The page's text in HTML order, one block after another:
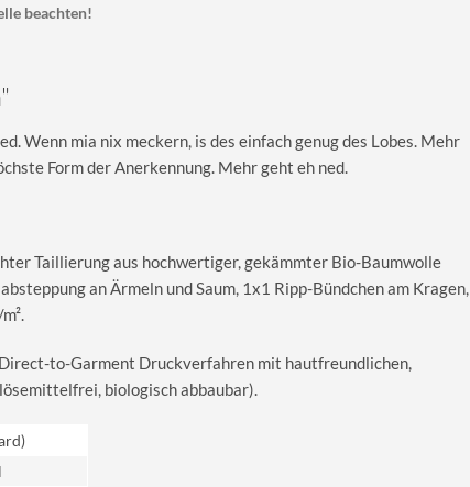
beachten!
Wenn mia nix meckern, is des einfach genug des Lobes. Mehr
Form der Anerkennung. Mehr geht eh ned.
Taillierung aus hochwertiger, gekämmter Bio-Baumwolle
an Ärmeln und Saum, 1x1 Ripp-Bündchen am Kragen,
to-Garment Druckverfahren mit hautfreundlichen,
biologisch abbaubar).